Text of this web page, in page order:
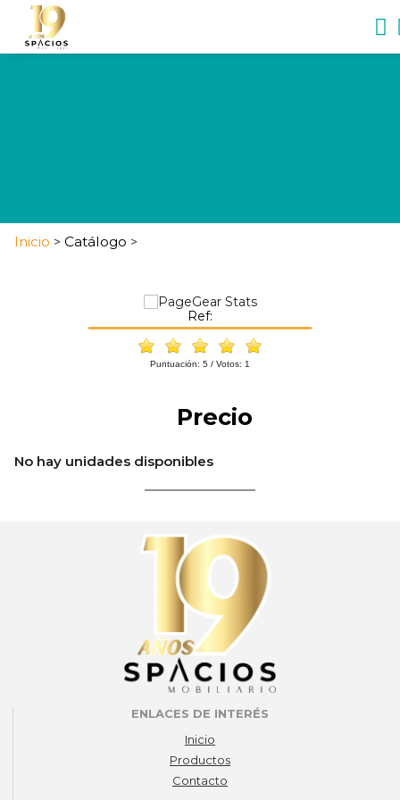
Inicio > Catálogo >
Ref:
Puntuación: 5 / Votos: 1
Precio
No hay unidades disponibles
ENLACES DE INTERÉS
Inicio
Productos
Contacto